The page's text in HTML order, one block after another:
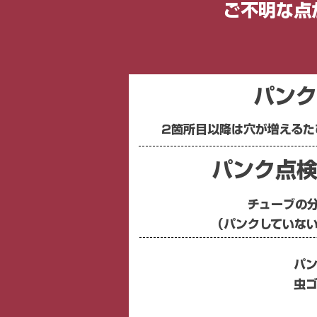
ご不明な点
パン
パンク点
パ
虫
​2箇所目以降は穴が増える
チューブの
（パンクしていな